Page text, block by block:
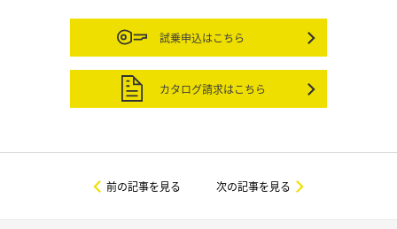
試乗申込はこちら
カタログ請求はこちら
前の記事を見る 次の記事を見る